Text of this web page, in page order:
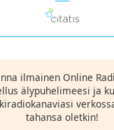
ilmainen Online
älypuhelimeesi ja
tahansa oletkin!